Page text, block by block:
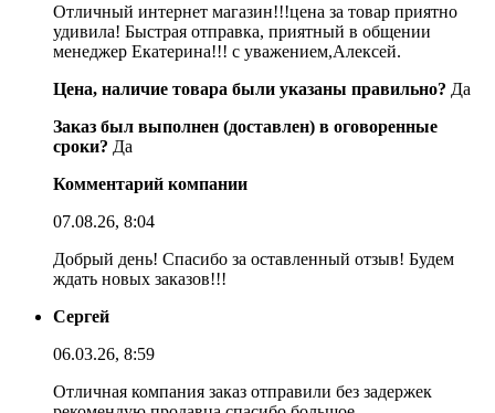
Отличный интернет магазин!!!цена за товар приятно
удивила! Быстрая отправка, приятный в общении
менеджер Екатерина!!! с уважением,Алексей.
Цена, наличие товара были указаны правильно? Да
Заказ был выполнен (доставлен) в оговоренные
сроки? Да
Комментарий компании
07.08.26, 8:04
Добрый день! Спасибо за оставленный отзыв! Будем
ждать новых заказов!!!
Сергей
06.03.26, 8:59
Отличная компания заказ отправили без задержек